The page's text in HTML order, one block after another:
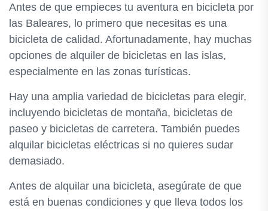
Antes de que empieces tu aventura en bicicleta por
las Baleares, lo primero que necesitas es una
bicicleta de calidad. Afortunadamente, hay muchas
opciones de alquiler de bicicletas en las islas,
especialmente en las zonas turísticas.
Hay una amplia variedad de bicicletas para elegir,
incluyendo bicicletas de montaña, bicicletas de
paseo y bicicletas de carretera. También puedes
alquilar bicicletas eléctricas si no quieres sudar
demasiado.
Antes de alquilar una bicicleta, asegúrate de que
está en buenas condiciones y que lleva todos los